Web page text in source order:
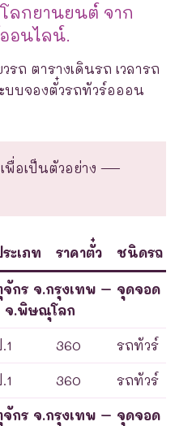
ลกยานยนต์ จาก
อนไลน์.
รถ ตารางเดินรถ เวลารถ
บบจองตั๋วรถทัวร์อออน
พื่อเป็นตัวอย่าง —
ะเภท ราคาตั๋ว ชนิดรถ
กร จ.กรุงเทพ – จุดจอด
จ.พิษณุโลก
360 รถทัวร์
360 รถทัวร์
กร จ.กรุงเทพ – จุดจอด